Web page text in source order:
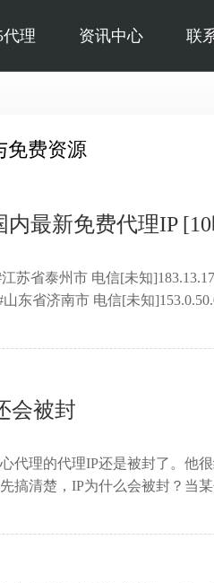
代理 资讯中心 联
免费资源
内最新免费代理IP
苏省泰州市 电信[未知
山东省济南市 电信[未知
福建省 电信[未知
会被封
代理的代理IP还是被封了。他
搞清楚，IP为什么会被封？当
了代理IP还是被封，要这代理